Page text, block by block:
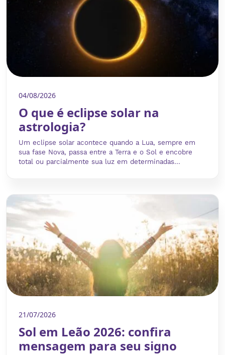
04/08/2026
O que é eclipse solar na
astrologia?
Um eclipse solar acontece quando a Lua, sempre em
sua fase Nova, passa entre a Terra e o Sol e encobre
total ou parcialmente sua luz em determinadas...
21/07/2026
Sol em Leão 2026: confira
mensagem para seu signo